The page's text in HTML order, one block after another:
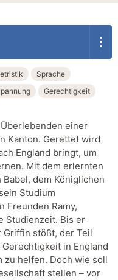
Sprache
Gerechtigkeit
einer
Kanton. Gerettet wird
England bringt, um
Mit dem erlernten
dem Königlichen
Studium
Freunden Ramy,
Studienzeit. Bis er
stößt, der Teil
in England
zu helfen. Doch wie soll
stellen – vor